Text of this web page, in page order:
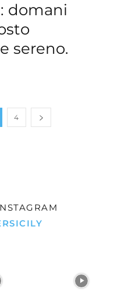
domani
sereno.
4